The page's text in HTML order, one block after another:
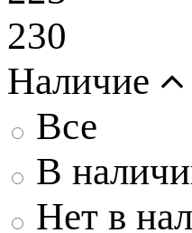
230
Наличие
Все
В
Нет в